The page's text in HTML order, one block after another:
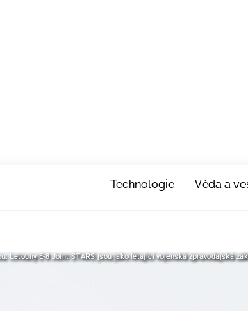
Technologie Věda a
Letouny E-8 Joint STARS jsou jako létající vojenská zpravodajská
Letouny E-8 Joint STARS jsou jako létající vojenská zpravodajská